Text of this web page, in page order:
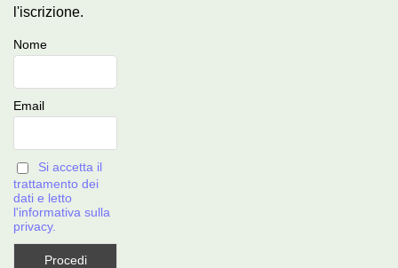
l'iscrizione.
Nome
Email
Si accetta il
trattamento dei
dati e letto
l'informativa sulla
privacy.